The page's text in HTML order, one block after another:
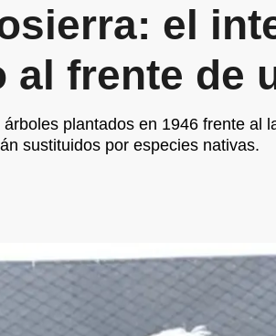
el
frente de
plantados en 1946 frente al
sustituidos por especies nativas.